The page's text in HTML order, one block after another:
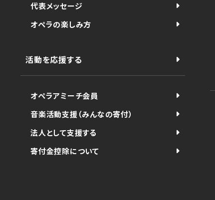
代表メッセージ
オペラの楽しみ方
活動を応援する
オペラアミーチ会員
音楽活動支援（みんなの寄付）
法人として支援する
寄付金控除について